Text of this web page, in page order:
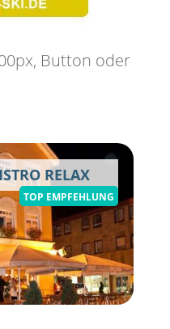
Button oder
RELAX
TOP EMPFEHLUNG